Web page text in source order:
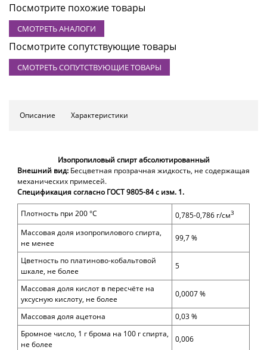
Посмотрите похожие товары
СМОТРЕТЬ АНАЛОГИ
Посмотрите сопутствующие товары
СМОТРЕТЬ СОПУТСТВУЮЩИЕ ТОВАРЫ
Описание Характеристики
Изопропиловый спирт абсолютированный
Внешний вид: Бесцветная прозрачная жидкость, не содержащая
механических примесей.
Спецификация согласно ГОСТ 9805-84 с изм. 1.
Плотность при 200 °С 0,785-0,786 г/см3
Массовая доля изопропилового спирта,
не менее
99,7 %
Цветность по платиново-кобальтовой
шкале, не более
5
Массовая доля кислот в пересчёте на
уксусную кислоту, не более
0,0007 %
Массовая доля ацетона
0,03 %
Бромное число, 1 г брома на 100 г спирта,
не более
0,006